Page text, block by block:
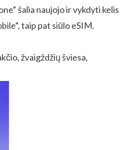
šalia naujojo ir vykdyti kelis
taip pat siūlo eSIM.
žvaigždžių šviesa,